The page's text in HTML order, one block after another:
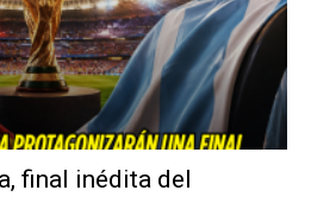
final inédita del